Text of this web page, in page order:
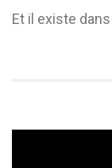
Et il existe